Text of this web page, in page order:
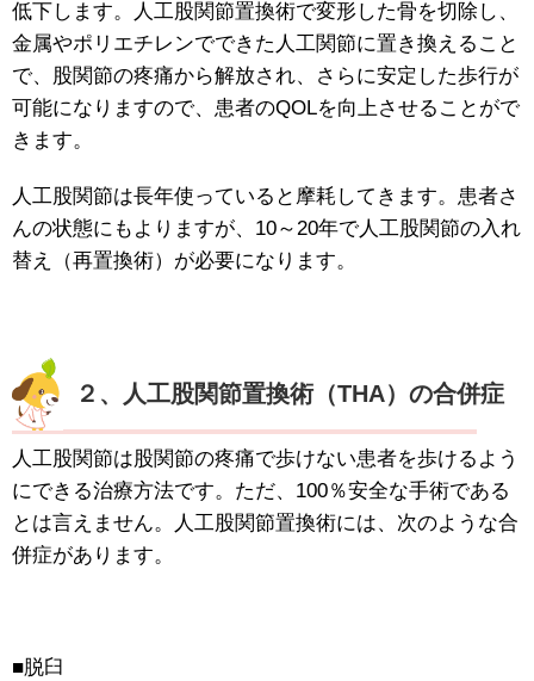
低下します。人工股関節置換術で変形した骨を切除し、
金属やポリエチレンでできた人工関節に置き換えること
で、股関節の疼痛から解放され、さらに安定した歩行が
可能になりますので、患者のQOLを向上させることがで
きます。
人工股関節は長年使っていると摩耗してきます。患者さ
んの状態にもよりますが、10～20年で人工股関節の入れ
替え（再置換術）が必要になります。
２、人工股関節置換術（THA）の合併症
人工股関節は股関節の疼痛で歩けない患者を歩けるよう
にできる治療方法です。ただ、100％安全な手術である
とは言えません。人工股関節置換術には、次のような合
併症があります。
■脱臼